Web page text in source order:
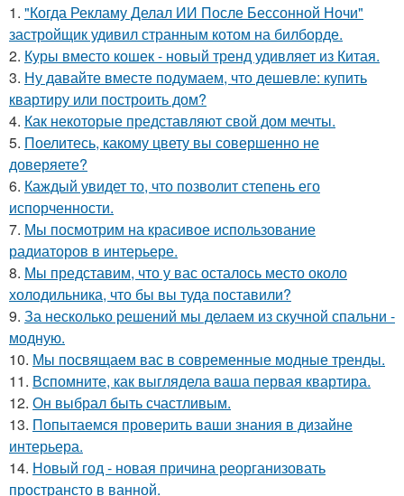
1. "Когда Рекламу Делал ИИ После Бессонной Ночи"
застройщик удивил странным котом на билборде.
2. Куры вместо кошек - новый тренд удивляет из Китая.
3. Ну давайте вместе подумаем, что дешевле: купить
квартиру или построить дом?
4. Как некоторые представляют свой дом мечты.
5. Поелитесь, какому цвету вы совершенно не
доверяете?
6. Каждый увидет то, что позволит степень его
испорченности.
7. Мы посмотрим на красивое использование
радиаторов в интерьере.
8. Мы представим, что у вас осталось место около
холодильника, что бы вы туда поставили?
9. За несколько решений мы делаем из скучной спальни -
модную.
10. Мы посвящаем вас в современные модные тренды.
11. Вспомните, как выглядела ваша первая квартира.
12. Он выбрал быть счастливым.
13. Попытаемся проверить ваши знания в дизайне
интерьера.
14. Новый год - новая причина реорганизовать
пространсто в ванной.